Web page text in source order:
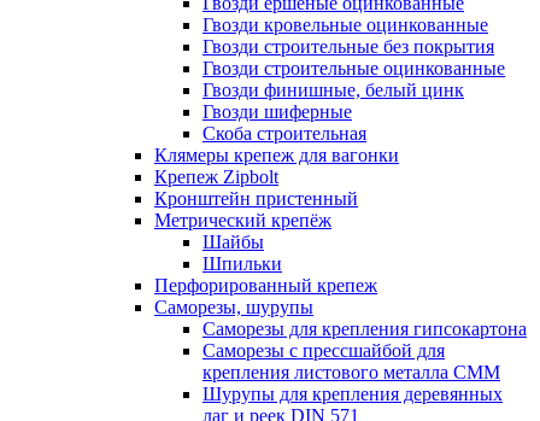
Гвозди кровельные оцинкованные
Гвозди строительные без покрытия
Гвозди строительные оцинкованные
Гвозди финишные, белый цинк
Гвозди шиферные
Скоба строительная
Клямеры крепеж для вагонки
Крепеж Zipbolt
Кронштейн пристенный
Метрический крепёж
Шайбы
Шпильки
Перфорированный крепеж
Саморезы, шурупы
Саморезы для крепления гипсокартона
Саморезы с прессшайбой для
крепления листового металла СММ
Шурупы для крепления деревянных
лаг и реек DIN 571